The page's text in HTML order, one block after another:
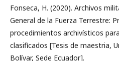
Fonseca, H. (2020). Archivos
General de la Fuerza Terrestre:
procedimientos archivísticos
clasificados [Tesis de maestria,
Bolívar, Sede Ecuador].